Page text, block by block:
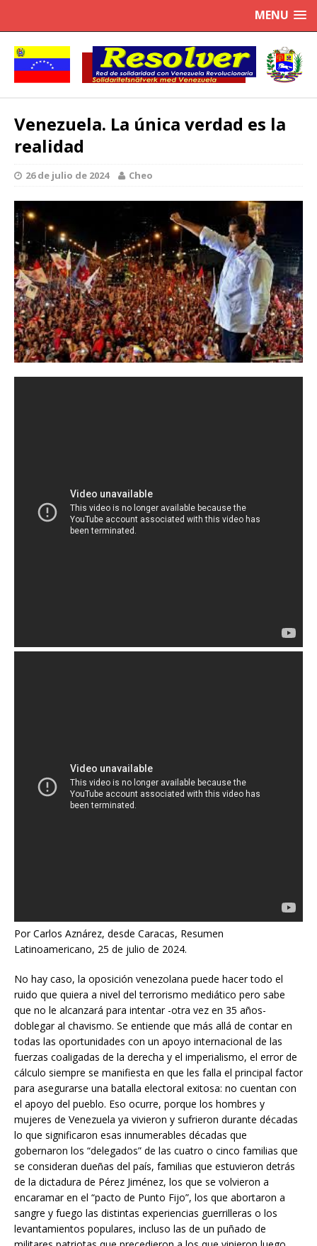
MENU
Venezuela. La única verdad es la
realidad
26 de julio de 2024 Cheo
Por Carlos Aznárez, desde Caracas, Resumen
Latinoamericano, 25 de julio de 2024.
No hay caso, la oposición venezolana puede hacer todo el
ruido que quiera a nivel del terrorismo mediático pero sabe
que no le alcanzará para intentar -otra vez en 35 años-
doblegar al chavismo. Se entiende que más allá de contar en
todas las oportunidades con un apoyo internacional de las
fuerzas coaligadas de la derecha y el imperialismo, el error de
cálculo siempre se manifiesta en que les falla el principal factor
para asegurarse una batalla electoral exitosa: no cuentan con
el apoyo del pueblo. Eso ocurre, porque los hombres y
mujeres de Venezuela ya vivieron y sufrieron durante décadas
lo que significaron esas innumerables décadas que
gobernaron los “delegados” de las cuatro o cinco familias que
se consideran dueñas del país, familias que estuvieron detrás
de la dictadura de Pérez Jiménez, los que se volvieron a
encaramar en el “pacto de Punto Fijo”, los que abortaron a
sangre y fuego las distintas experiencias guerrilleras o los
levantamientos populares, incluso las de un puñado de